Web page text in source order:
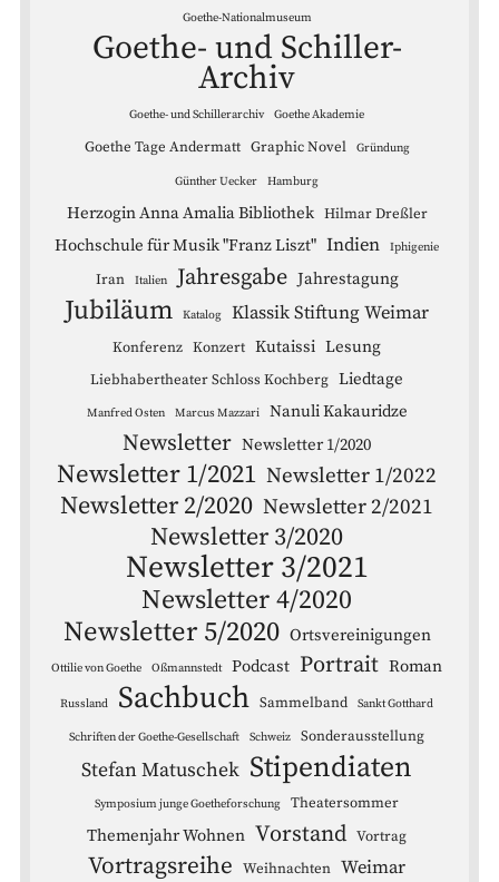
Goethe-Nationalmuseum
Goethe- und Schiller-
Archiv
Goethe- und Schillerarchiv Goethe Akademie
Goethe Tage Andermatt Graphic Novel Gründung
Günther Uecker Hamburg
Herzogin Anna Amalia Bibliothek Hilmar Dreßler
Hochschule für Musik "Franz Liszt" Indien Iphigenie
Iran Italien Jahresgabe Jahrestagung
Jubiläum Katalog Klassik Stiftung Weimar
Konferenz Konzert Kutaissi Lesung
Liebhabertheater Schloss Kochberg Liedtage
Manfred Osten Marcus Mazzari Nanuli Kakauridze
Newsletter Newsletter 1/2020
Newsletter 1/2021 Newsletter 1/2022
Newsletter 2/2020 Newsletter 2/2021
Newsletter 3/2020
Newsletter 3/2021
Newsletter 4/2020
Newsletter 5/2020 Ortsvereinigungen
Ottilie von Goethe Oßmannstedt Podcast Portrait Roman
Russland Sachbuch Sammelband Sankt Gotthard
Schriften der Goethe-Gesellschaft Schweiz Sonderausstellung
Stefan Matuschek Stipendiaten
Symposium junge Goetheforschung Theatersommer
Themenjahr Wohnen Vorstand Vortrag
Vortragsreihe Weihnachten Weimar